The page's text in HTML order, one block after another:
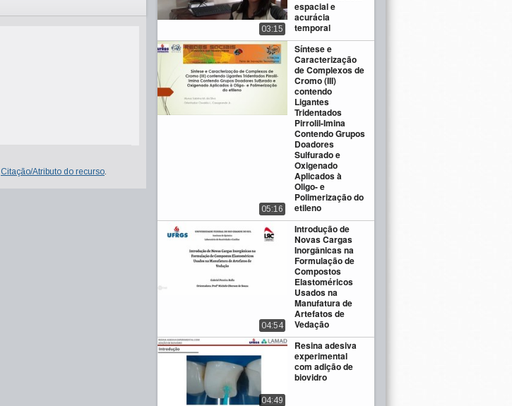
Citação/Atributo do recurso.
espacial e
acurácia
temporal
03:15
Síntese e
Caracterização
de Complexos de
Cromo (III)
contendo
Ligantes
Tridentados
Pirrolil-Imina
Contendo Grupos
Doadores
Sulfurado e
Oxigenado
Aplicados à
Oligo- e
Polimerização do
etileno
05:16
Introdução de
Novas Cargas
Inorgânicas na
Formulação de
Compostos
Elastoméricos
Usados na
Manufatura de
Artefatos de
Vedação
04:54
Resina adesiva
experimental
com adição de
biovidro
04:49